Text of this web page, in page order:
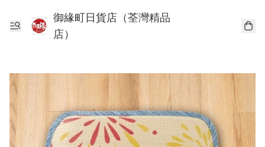
御緣町日貨店（荃灣精品
店）